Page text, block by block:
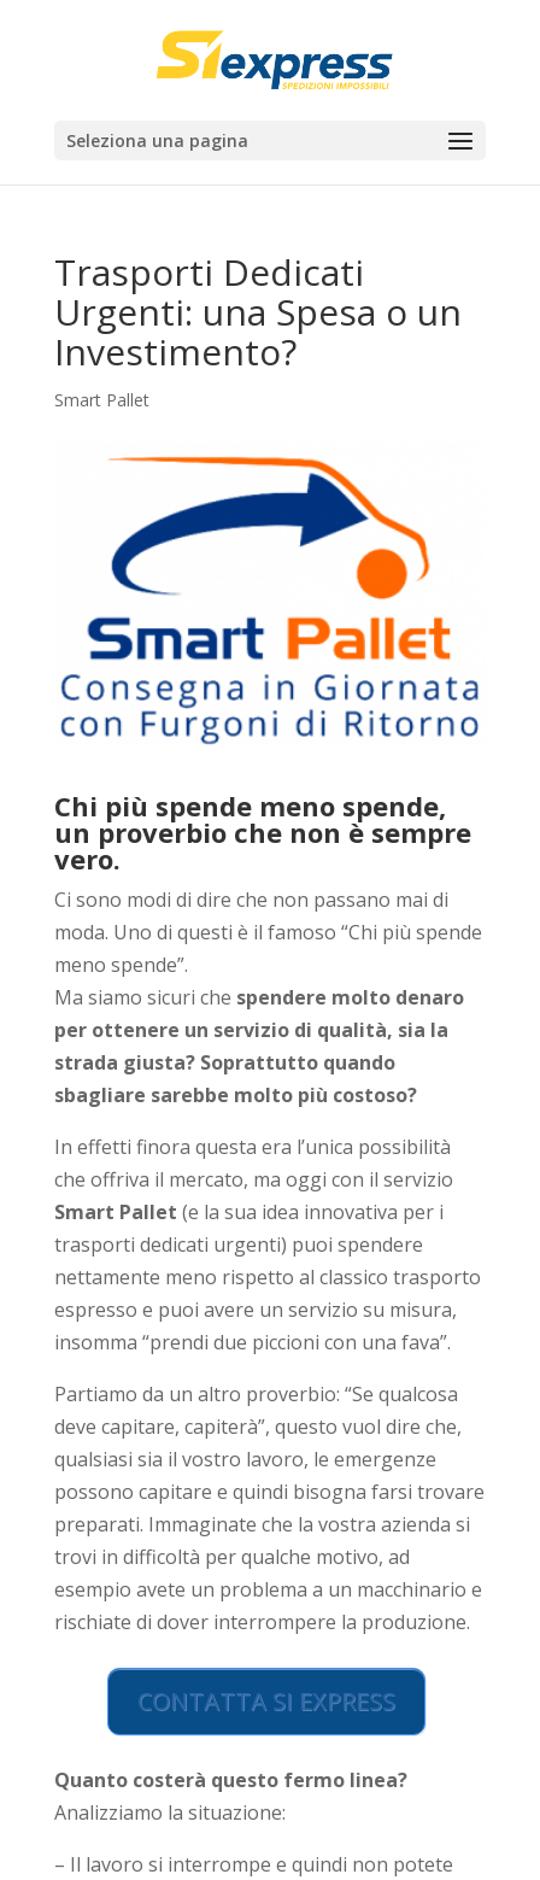
Seleziona una pagina
Trasporti Dedicati
Urgenti: una Spesa o un
Investimento?
Smart Pallet
Chi più spende meno spende,
un proverbio che non è sempre
vero.
Ci sono modi di dire che non passano mai di
moda. Uno di questi è il famoso “Chi più spende
meno spende”.
Ma siamo sicuri che spendere molto denaro
per ottenere un servizio di qualità, sia la
strada giusta? Soprattutto quando
sbagliare sarebbe molto più costoso?
In effetti finora questa era l’unica possibilità
che offriva il mercato, ma oggi con il servizio
Smart Pallet (e la sua idea innovativa per i
trasporti dedicati urgenti) puoi spendere
nettamente meno rispetto al classico trasporto
espresso e puoi avere un servizio su misura,
insomma “prendi due piccioni con una fava”.
Partiamo da un altro proverbio: “Se qualcosa
deve capitare, capiterà”, questo vuol dire che,
qualsiasi sia il vostro lavoro, le emergenze
possono capitare e quindi bisogna farsi trovare
preparati. Immaginate che la vostra azienda si
trovi in difficoltà per qualche motivo, ad
esempio avete un problema a un macchinario e
rischiate di dover interrompere la produzione.
CONTATTA SI EXPRESS
Quanto costerà questo fermo linea?
Analizziamo la situazione:
– Il lavoro si interrompe e quindi non potete